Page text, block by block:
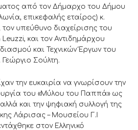
από τον Δήμαρχο του Δήμου
επικεφαλής εταίρος) κ.
υπεύθυνο διαχείρισης του
και τον Αντιδημάρχου
και Τεχνικών Έργων του
Σούλτη.
την ευκαιρία να γνωρίσουν την
του «Μύλου του Παππά» ως
και την ψηφιακή συλλογή της
Λάρισας – Μουσείου Γ.Ι
στον Ελληνικό